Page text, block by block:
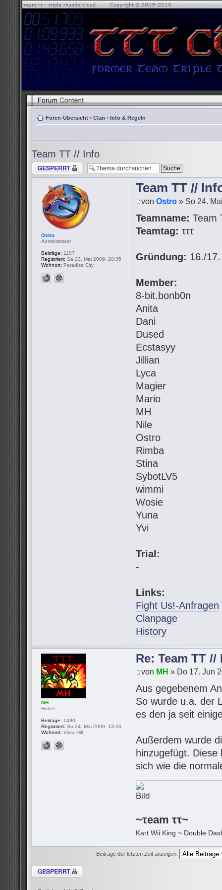
Foren-Übersicht ‹ Clan ‹ Info & Regeln
Team TT // Info
Thema gesperrt
Team TT //
vonOstro » So 24.
Teamname: Team
Teamtag: τττ
Gründung: 16./
Member:
8-bit.bonb0n
Anita
Dani
Dused
Ecstasyy
Jillian
Lyca
Magier
Mario
MH
Nile
Ostro
Rimba
Stina
SybotLV5
wimmi
Wosie
Yuna
Yvi
Trial:
-
Links:
Fight Us!-Anfragen
Clanpage
History
Ostro
Administrator
Beiträge: 1107
Registriert: Sa 23. Mai 2009, 20:35
Wohnort: Paradise City
Re: Team TT //
von MH » Do 17. Jun
Aus gegebenem
So wurde u.a. der
es den ja seit
Außerdem wurde
hinzugefügt. Diese
sich wie die
~τeam ττ~
Kart Wii King ~ Double
MH
Hobel
Beiträge: 1490
Registriert: So 24. Mai 2009, 13:26
Wohnort: Vista Hill
Beiträge der letzten Zeit anzeigen:
Thema gesperrt